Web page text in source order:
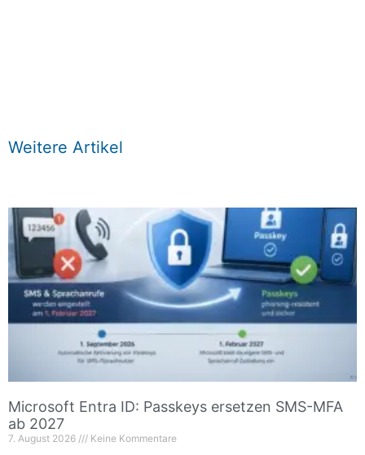
Weitere Artikel
Microsoft Entra ID: Passkeys ersetzen SMS-MFA
ab 2027
7. August 2026 Keine Kommentare